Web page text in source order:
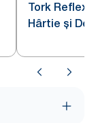
Tork
Hârtie și